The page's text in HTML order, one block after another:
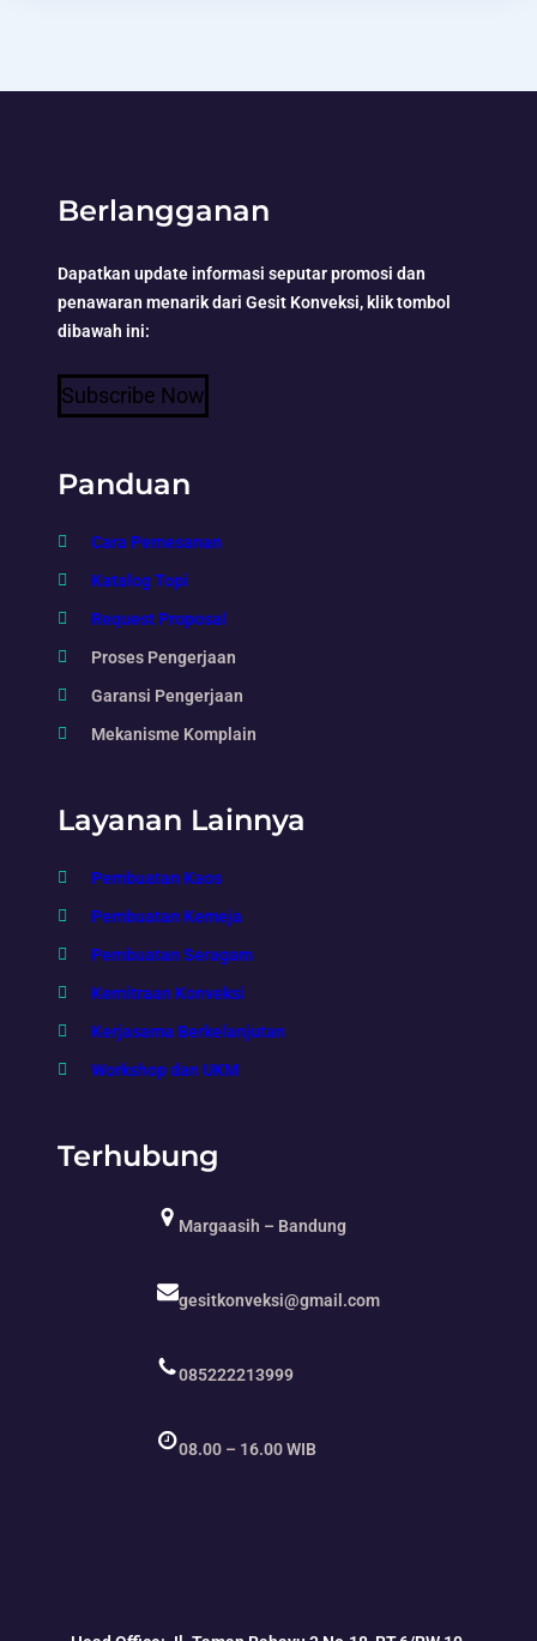
Berlangganan
Dapatkan update informasi seputar promosi dan
penawaran menarik dari Gesit Konveksi, klik tombol
dibawah ini:
Subscribe Now
Panduan
Cara Pemesanan
Katalog Topi
Request Proposal
Proses Pengerjaan
Garansi Pengerjaan
Mekanisme Komplain
Layanan Lainnya
Pembuatan Kaos
Pembuatan Kemeja
Pembuatan Seragam
Kemitraan Konveksi
Kerjasama Berkelanjutan
Workshop dan UKM
Terhubung
Margaasih – Bandung
gesitkonveksi@gmail.com
085222213999
08.00 – 16.00 WIB